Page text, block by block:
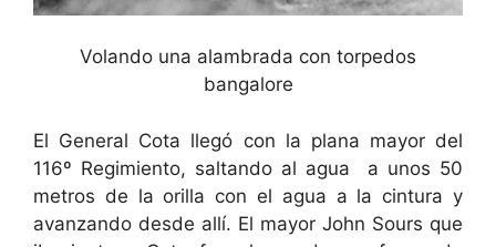
Volando una alambrada con torpedos
bangalore
El General Cota llegó con la plana mayor del
116º Regimiento, saltando al agua a unos 50
metros de la orilla con el agua a la cintura y
avanzando desde allí. El mayor John Sours que